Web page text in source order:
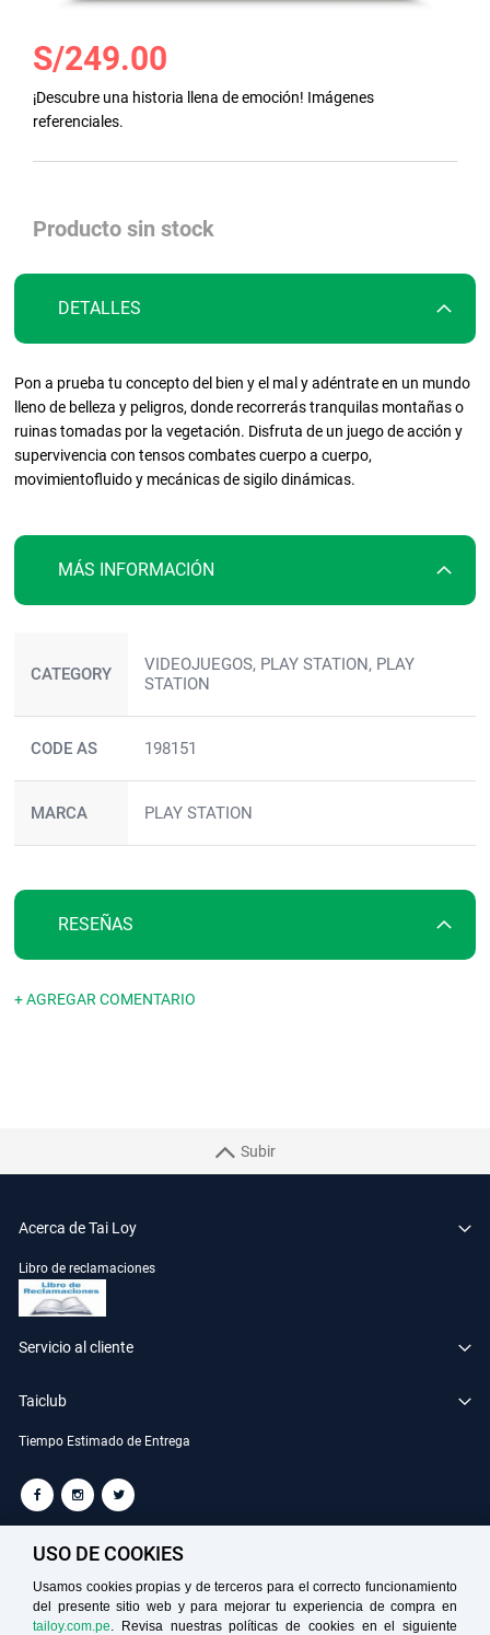
Saltar
comienzo
imágenes
S/249.00
¡Descubre una historia llena de emoción! Imágenes
referenciales.
Producto sin stock
DETALLES
Pon a prueba tu concepto del bien y el mal y adéntrate en un mundo
lleno de belleza y peligros, donde recorrerás tranquilas montañas o
ruinas tomadas por la vegetación. Disfruta de un juego de acción y
supervivencia con tensos combates cuerpo a cuerpo,
movimientofluido y mecánicas de sigilo dinámicas.
MÁS INFORMACIÓN
información
CATEGORY
VIDEOJUEGOS, PLAY STATION, PLAY
STATION
CODE AS 198151
MARCA PLAY STATION
RESEÑAS
+ AGREGAR COMENTARIO
Subir
Acerca de Tai Loy
Libro de reclamaciones
Servicio al cliente
Taiclub
Tiempo Estimado de Entrega
TAILOY S.A. RUC: 20100049181
Medios de Pago
USO DE COOKIES
Usamos cookies propias y de terceros para el correcto funcionamiento
del presente sitio web y para mejorar tu experiencia de compra en
tailoy.com.pe. Revisa nuestras políticas de cookies en el siguiente